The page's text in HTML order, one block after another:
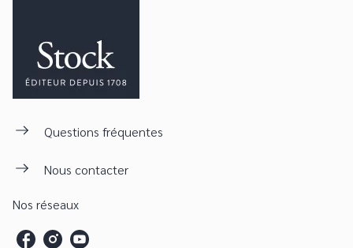
Questions fréquentes
Nous contacter
Nos réseaux